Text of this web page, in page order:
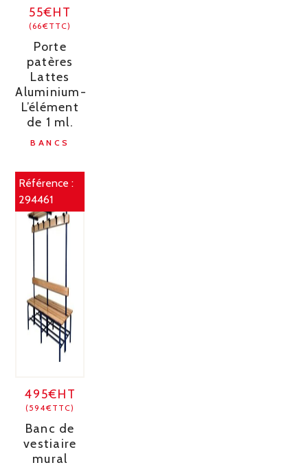
55€HT
(66€TTC)
Porte
patères
Lattes
Aluminium-
L’élément
de 1 ml.
BANCS
Référence :
294461
495€HT
(594€TTC)
Banc de
vestiaire
mural